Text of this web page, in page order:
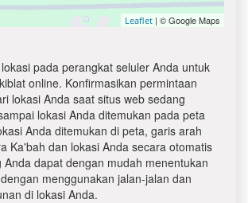
Leaflet | © Google Maps
pada perangkat seluler Anda untuk
online. Konfirmasikan permintaan
lokasi Anda saat situs web sedang
lokasi Anda ditemukan pada peta
Anda ditemukan di peta, garis arah
Ka'bah dan lokasi Anda secara otomatis
Anda dapat dengan mudah menentukan
menggunakan jalan-jalan dan
di lokasi Anda.